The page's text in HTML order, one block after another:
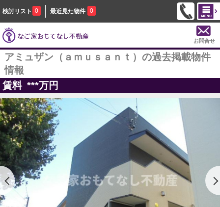
検討リスト 0 最近見た物件 0
お問合せ
アミュザン（ａｍｕｓａｎｔ）の過去掲載物件
情報
賃料 ***万円